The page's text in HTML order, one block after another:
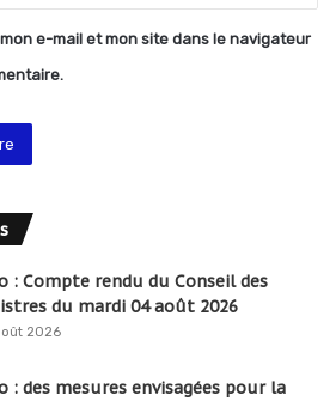
e-mail et mon site dans le navigateur
: Compte rendu du Conseil des
du mardi 04 août 2026
2026
: des mesures envisagées pour la